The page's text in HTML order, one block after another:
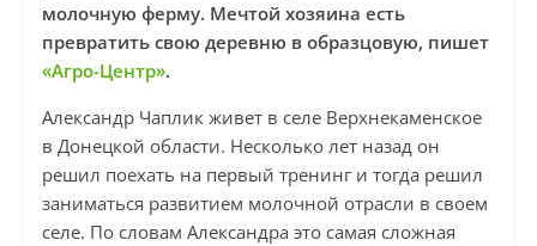
молочную ферму. Мечтой хозяина есть
превратить свою деревню в образцовую, пишет
«Агро-Центр».
Александр Чаплик живет в селе Верхнекаменское
в Донецкой области. Несколько лет назад он
решил поехать на первый тренинг и тогда решил
заниматься развитием молочной отрасли в своем
селе. По словам Александра это самая сложная